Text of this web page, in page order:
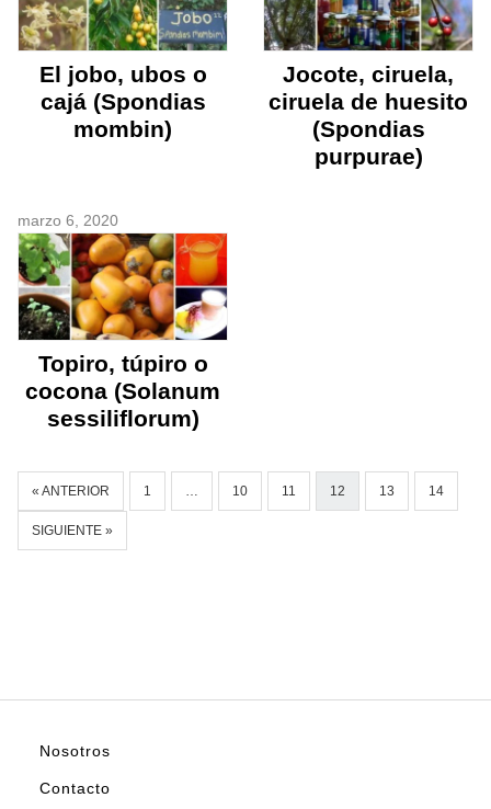
El jobo, ubos o
cajá (Spondias
mombin)
Jocote, ciruela,
ciruela de huesito
(Spondias
purpurae)
marzo 6, 2020
Topiro, túpiro o
cocona (Solanum
sessiliflorum)
« ANTERIOR 1 … 10 11 12 13 14
SIGUIENTE »
Nosotros
Contacto